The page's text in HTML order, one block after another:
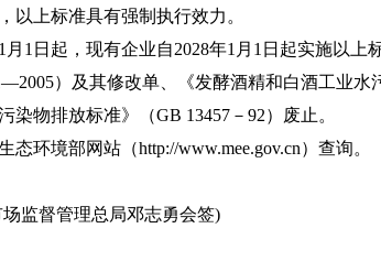
上标准具有强制执行效力。
日起，现有企业自2028年1月1日起实施以上
）及其修改单、《发酵酒精和白酒工业
染物排放标准》（GB 13457－92）废止。
环境部网站（http://www.mee.gov.cn）查询。
督管理总局邓志勇会签)